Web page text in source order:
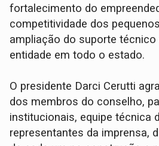
fortalecimento do
competitividade dos
ampliação do suporte
entidade em todo o estado.
O presidente Darci Cerutti
dos membros do conselho,
institucionais, equipe técnica
representantes da imprensa,